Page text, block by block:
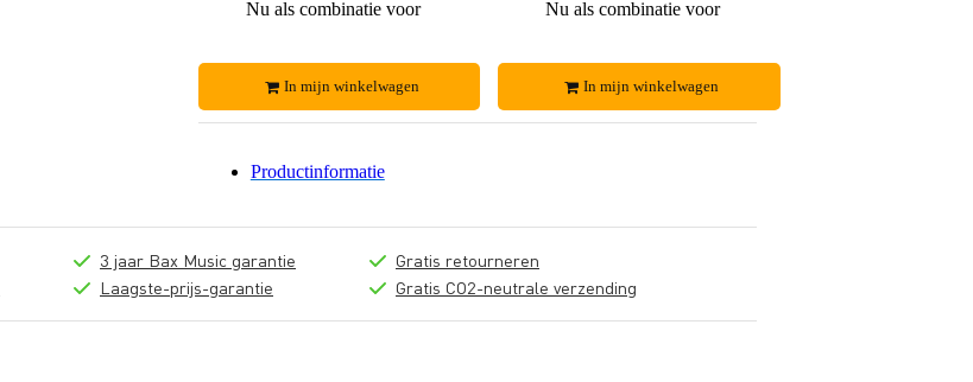
Nu als combinatie voor
In mijn winkelwagen
Nu als combinatie voor
In mijn winkelwagen
Productinformatie
3 jaar Bax Music garantie
Laagste-prijs-garantie
Gratis retourneren
Gratis CO2-neutrale verzending